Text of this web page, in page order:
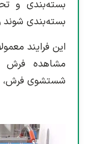
بسته‌بندی و
بسته‌بندی شوند
مشاهده فرش
شستشوی فرش،